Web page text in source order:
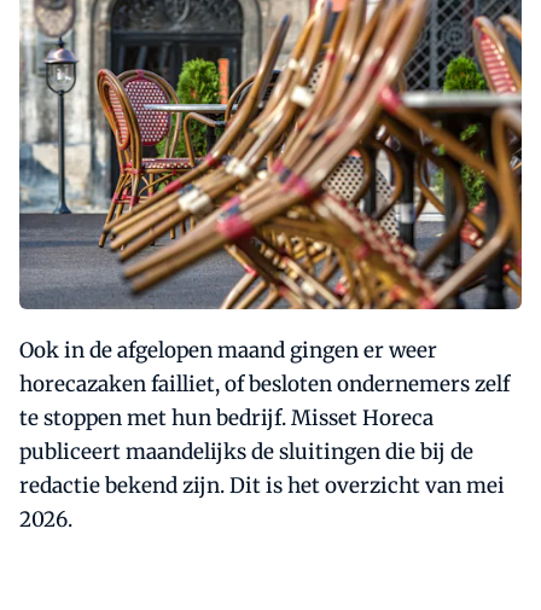
Ook in de afgelopen maand gingen er weer
horecazaken failliet, of besloten ondernemers zelf
te stoppen met hun bedrijf. Misset Horeca
publiceert maandelijks de sluitingen die bij de
redactie bekend zijn. Dit is het overzicht van mei
2026.